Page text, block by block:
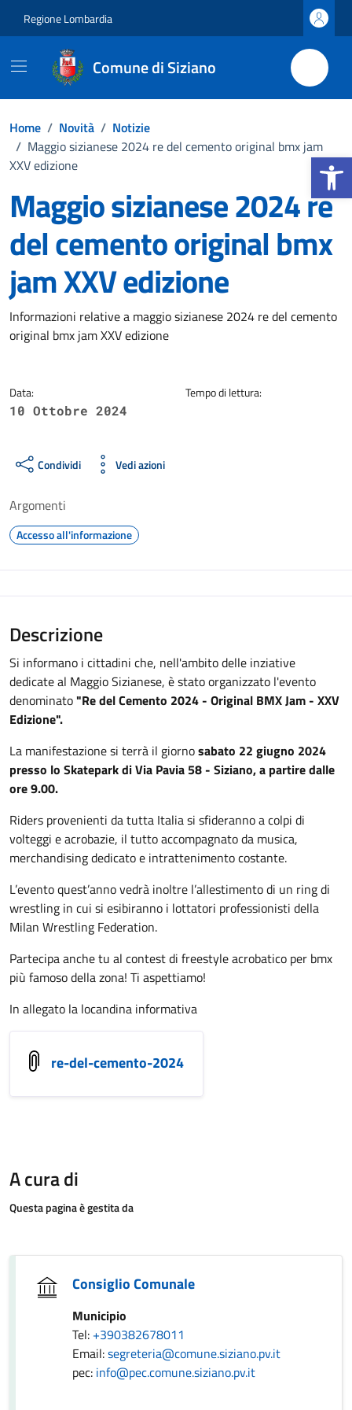
Regione Lombardia
Comune di Siziano
Home / Novità / Notizie
/ Maggio sizianese 2024 re del cemento original bmx jam
XXV edizione
Maggio sizianese 2024 re
del cemento original bmx
jam XXV edizione
Dettagli della notizia
Informazioni relative a maggio sizianese 2024 re del cemento
original bmx jam XXV edizione
Data:
10 Ottobre 2024
Tempo di lettura:
Condividi Vedi azioni
Argomenti
Accesso all'informazione
Descrizione
Si informano i cittadini che, nell'ambito delle inziative
dedicate al Maggio Sizianese, è stato organizzato l'evento
denominato"Re del Cemento 2024 - Original BMX Jam - XXV
Edizione".
La manifestazione si terrà il giornosabato 22 giugno 2024
presso lo Skatepark di Via Pavia 58 - Siziano, a partire dalle
ore 9.00.
Riders provenienti da tutta Italia si sfideranno a colpi di
volteggi e acrobazie, il tutto accompagnato da musica,
merchandising dedicato e intrattenimento costante.
L’evento quest’anno vedrà inoltre l’allestimento di un ring di
wrestling in cui si esibiranno i lottatori professionisti della
Milan Wrestling Federation.
Partecipa anche tu al contest di freestyle acrobatico per bmx
più famoso della zona! Ti aspettiamo!
In allegato la locandina informativa
re-del-cemento-2024
A cura di
Questa pagina è gestita da
Consiglio Comunale
Municipio
Tel: +390382678011
Email:segreteria@comune.siziano.pv.it
pec: info@pec.comune.siziano.pv.it
Apri la